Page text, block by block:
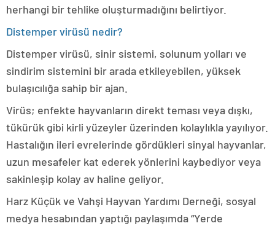
herhangi bir tehlike oluşturmadığını belirtiyor.
Distemper virüsü nedir?
Distemper virüsü, sinir sistemi, solunum yolları ve
sindirim sistemini bir arada etkileyebilen, yüksek
bulaşıcılığa sahip bir ajan.
Virüs; enfekte hayvanların direkt teması veya dışkı,
tükürük gibi kirli yüzeyler üzerinden kolaylıkla yayılıyor.
Hastalığın ileri evrelerinde gördükleri sinyal hayvanlar,
uzun mesafeler kat ederek yönlerini kaybediyor veya
sakinleşip kolay av haline geliyor.
Harz Küçük ve Vahşi Hayvan Yardımı Derneği, sosyal
medya hesabından yaptığı paylaşımda “Yerde